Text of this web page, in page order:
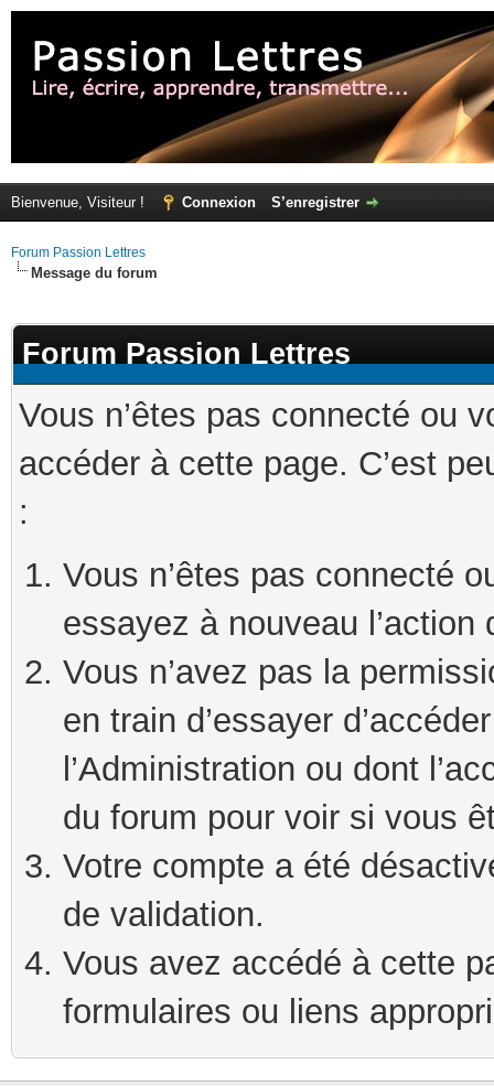
Bienvenue, Visiteur ! Connexion S’enregistrer
Forum Passion Lettres
Message du forum
Forum Passion Lettres
Vous n’êtes pas connecté ou
accéder à cette page. C’est
:
Vous n’êtes pas connecté
essayez à nouveau
Vous n’avez pas la
en train d’essayer
l’Administration ou dont
du forum pour voir si vous
Votre compte a été
de validation.
Vous avez accédé à cette
formulaires ou liens